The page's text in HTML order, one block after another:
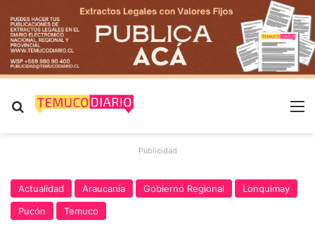
Buscar por
Publicidad
Actualidad Araucanía Gobierno Regional
Lonquimay
Pucón
Temuco